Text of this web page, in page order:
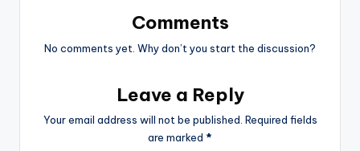
Comments
No comments yet. Why don’t you start the discussion?
Leave a Reply
Your email address will not be published. Required fields
are marked *